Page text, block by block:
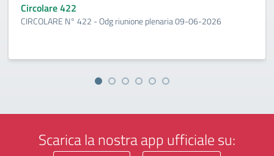
Circolare 422
CIRCOLARE N° 422 - Odg riunione plenaria 09-06-2026
Scarica la nostra app ufficiale su: